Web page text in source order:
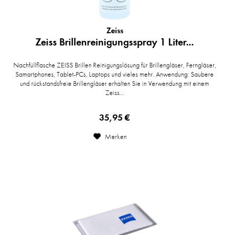
Zeiss
Zeiss Brillenreinigungsspray 1 Liter...
Nachfüllflasche ZEISS Brillen Reinigungslösung für Brillengläser, Ferngläser,
Samartphones, Tablet-PCs, Laptops und vieles mehr. Anwendung: Saubere
und rückstandsfreie Brillengläser erhalten Sie in Verwendung mit einem
Zeiss...
35,95 €
Merken